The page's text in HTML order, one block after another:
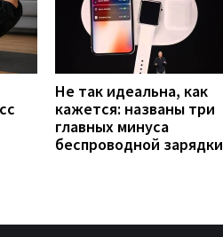
Не так идеальна, как
кажется: названы три
главных минуса
беспроводной зарядки